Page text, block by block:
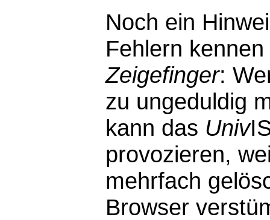
Noch ein
Fehlern
Zeigefinger:
zu ungeduldig
kann das Univ
provozieren,
mehrfach
Browser